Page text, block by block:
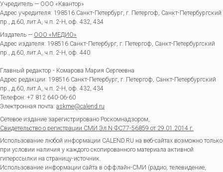
Учредитель — ООО «Квантор»
Адрес учредителя: 198516 Санкт-Петербург, г. Петергоф, Санкт-Петербургский
пр., д.60, лит.А, ч.п. 2-Н, оф. 432, 434
Издатель — ООО «МЕДИО»
Адрес издателя: 198516 Санкт-Петербург, г. Петергоф, Санкт-Петербургский
пр., д.60, лит.А, ч.п. 2-Н, оф. 440
Главный редактор - Комарова Мария Сергеевна
Адрес редакции: 198516 Санкт-Петербург, г. Петергоф, Санкт-Петербургский
пр., д.60, лит.А, ч.п. 2-Н, оф. 432, 434
Телефон: +7 812 640-06-60
Электронная почта: askme@calend.ru
Сетевое издание зарегистрировано Роскомнадзором,
Свидетельство о регистрации СМИ Эл.N ФС77-56859 от 29.01.2014 г.
Использование любой информации CALEND.RU на веб-сайтах возможно только
при условии наличия у каждого скопированного материала активной
гиперссылки на страницу-источник.
Использование информации сайта в оффлайн-СМИ (радио, телевидение,